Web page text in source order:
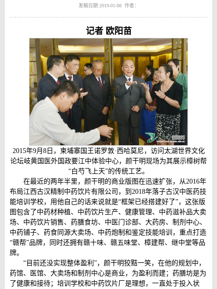
发稿日期:2019-01-08 作者：
记者 欧阳苗
2015年9月8日，柬埔寨国王诺罗敦·西哈莫尼，访问太湖世界文化
论坛岐黄国医外国政要江中体验中心，颜干明现场为其展示樟树帮
“白芍飞上天”的传统工艺。
在最近的两年半里，颜干明的商业版图在迅速扩张，从2016年
布局江西古汉精制中药饮片有限公司，到2018年落子古汉中医药技
能培训学校，用他自己的话来说就是“框架已经搭建好了”，这张版
图包含了中药材种植、中药饮片生产、健康管理、中药滋补品大卖
场、中药饮片销售、药膳食坊、中医门诊部、大药房、制剂中心、
中药铺子、药食同源大卖场、中药炮制和鉴定技能培训，重点打造
“赣帮”品牌，同时还拥有赣十味、赣五味堂、樟建帮、继中堂等品
牌。
“目前还没实现整体盈利”，颜干明狡黠一笑，在他的规划中，
药馆、医馆、大卖场和制剂中心是商业，为盈利而建；药膳坊是为
了健康和接待；培训学校和中药饮片厂是理想，一直处于投入状